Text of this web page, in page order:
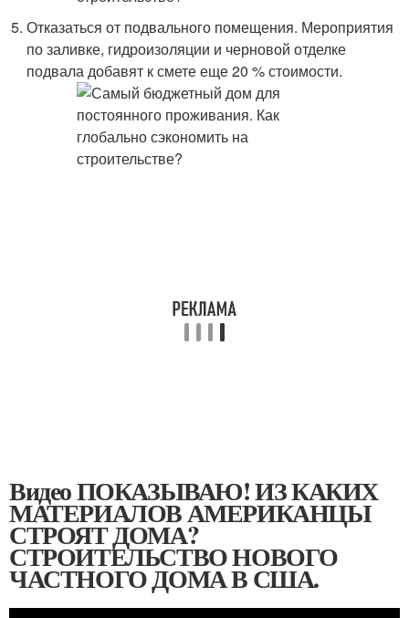
Отказаться от подвального помещения. Мероприятия
по заливке, гидроизоляции и черновой отделке
подвала добавят к смете еще 20 % стоимости.
Видео ПОКАЗЫВАЮ! ИЗ КАКИХ
МАТЕРИАЛОВ АМЕРИКАНЦЫ
СТРОЯТ ДОМА?
СТРОИТЕЛЬСТВО НОВОГО
ЧАСТНОГО ДОМА В США.